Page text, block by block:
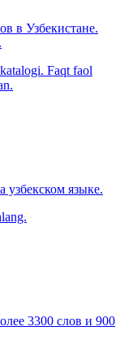
в Узбекистане.
Faqt faol
узбекском языке.
3300 слов и 900